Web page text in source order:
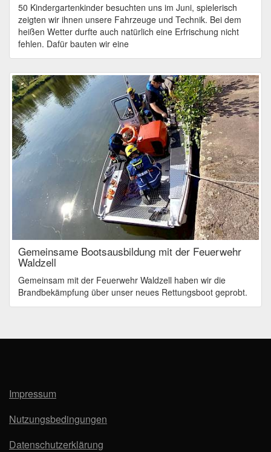
50 Kindergartenkinder besuchten uns im Juni, spielerisch
zeigten wir ihnen unsere Fahrzeuge und Technik. Bei dem
heißen Wetter durfte auch natürlich eine Erfrischung nicht
fehlen. Dafür bauten wir eine
Gemeinsame Bootsausbildung mit der Feuerwehr
Waldzell
Gemeinsam mit der Feuerwehr Waldzell haben wir die
Brandbekämpfung über unser neues Rettungsboot geprobt.
Impressum
Nutzungsbedingungen
Datenschutzerklärung